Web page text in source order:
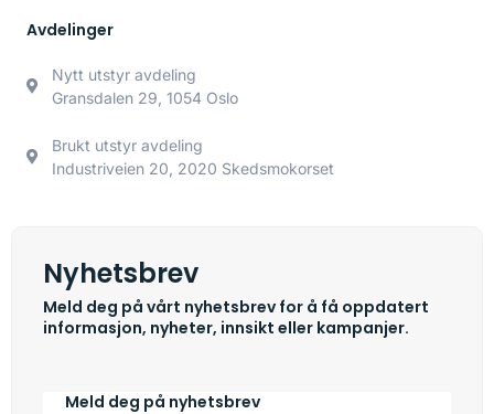
Avdelinger
Nytt utstyr avdeling
Gransdalen 29, 1054 Oslo
Brukt utstyr avdeling
Industriveien 20, 2020 Skedsmokorset
Nyhetsbrev
Meld deg på vårt nyhetsbrev for å få oppdatert
informasjon, nyheter, innsikt eller kampanjer.
Meld deg på nyhetsbrev